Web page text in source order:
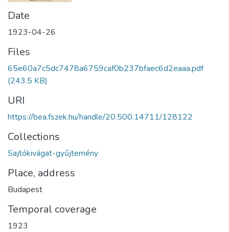
Date
1923-04-26
Files
65e60a7c5dc7478a6759caf0b237bfaec6d2eaaa.pdf
(243.5 KB)
URI
https://bea.fszek.hu/handle/20.500.14711/128122
Collections
Sajtókivágat-gyűjtemény
Place, address
Budapest
Temporal coverage
1923